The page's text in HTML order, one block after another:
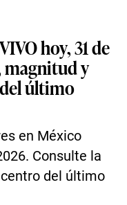
hoy, 31 de
magnitud y
último
en México
Consulte la
del último